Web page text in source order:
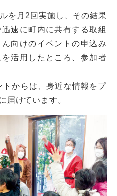
を月2回実施し、その結果
速に町内に共有する取組
向けのイベントの申込み
活用したところ、参加者
からは、身近な情報をプ
届けています。